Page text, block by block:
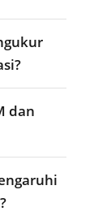
dan